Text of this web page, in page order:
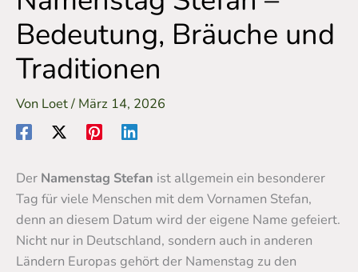
Bedeutung, Bräuche und
Traditionen
Von Loet/ März 14, 2026
Der Namenstag Stefan ist allgemein ein besonderer
Tag für viele Menschen mit dem Vornamen Stefan,
denn an diesem Datum wird der eigene Name gefeiert.
Nicht nur in Deutschland, sondern auch in anderen
Ländern Europas gehört der Namenstag zu den